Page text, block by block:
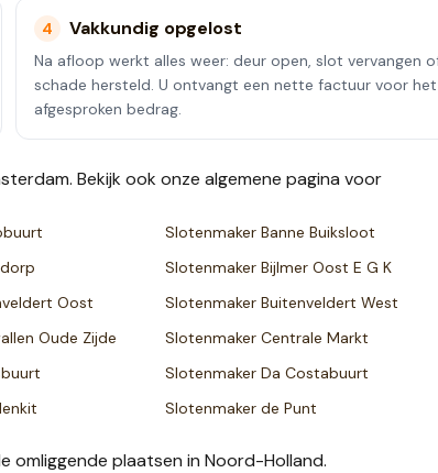
4 Vakkundig opgelost
Na afloop werkt alles weer: deur open, slot vervangen
schade hersteld. U ontvangt een nette factuur voor het
afgesproken bedrag.
. Bekijk ook onze algemene pagina voor
Slotenmaker Banne Buiksloot
Slotenmaker Bijlmer Oost E G K
Oost Slotenmaker Buitenveldert West
Oude Zijde Slotenmaker Centrale Markt
Slotenmaker Da Costabuurt
Slotenmaker de Punt
omliggende plaatsen in Noord-Holland.